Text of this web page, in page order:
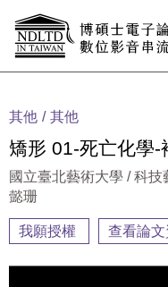
其他 其他
矯形 01-死亡化學-
國立臺北藝術大學 / 科
懿珊
我願授權 查看論